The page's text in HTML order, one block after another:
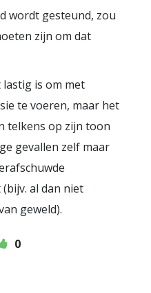
wordt gesteund, zou
zijn om dat
is om met
te voeren, maar het
telkens op zijn toon
gevallen zelf maar
al dan niet
geweld).
0